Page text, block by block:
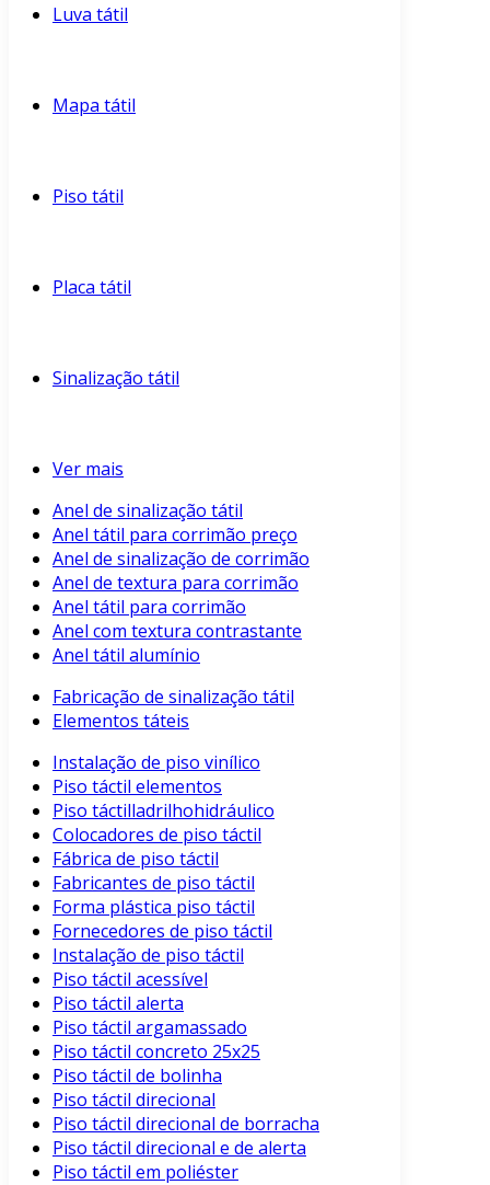
Luva tátil
Mapa tátil
Piso tátil
Placa tátil
Sinalização tátil
Ver mais
Anel de sinalização tátil
Anel tátil para corrimão preço
Anel de sinalização de corrimão
Anel de textura para corrimão
Anel tátil para corrimão
Anel com textura contrastante
Anel tátil alumínio
Fabricação de sinalização tátil
Elementos táteis
Instalação de piso vinílico
Piso táctil elementos
Piso táctilladrilhohidráulico
Colocadores de piso táctil
Fábrica de piso táctil
Fabricantes de piso táctil
Forma plástica piso táctil
Fornecedores de piso táctil
Instalação de piso táctil
Piso táctil acessível
Piso táctil alerta
Piso táctil argamassado
Piso táctil concreto 25x25
Piso táctil de bolinha
Piso táctil direcional
Piso táctil direcional de borracha
Piso táctil direcional e de alerta
Piso táctil em poliéster